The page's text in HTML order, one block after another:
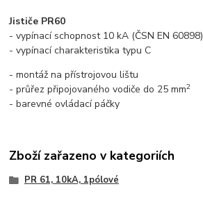
Jističe PR60
- vypínací schopnost 10 kA (ČSN EN 60898)
- vypínací charakteristika typu C
- montáž na přístrojovou lištu
- průřez připojovaného vodiče do 25 mm2
- barevné ovládací páčky
Zboží zařazeno v kategoriích
PR 61, 10kA, 1pólové